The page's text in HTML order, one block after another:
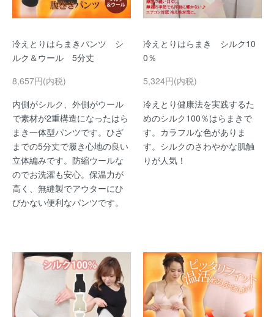
冷えとりはらまきパンツ シ
ルク＆ウール 5分丈
8,657円(内税)
内側がシルク、外側がウール
で素材が2重構造になったはら
まき一体型パンツです。ひざ
までの5分丈で履き心地の良い
立体編みです。防縮ウールな
のでお洗濯も安心。保温力が
高く、無縫製でアウターにひ
びかない便利なパンツです。
冷えとりはらまき シルク10
0％
5,324円(内税)
冷えとり健康法を実践するた
めのシルク100％はらまきで
す。カラフルな色がありま
す。シルクのさわやかな肌触
りが人気！